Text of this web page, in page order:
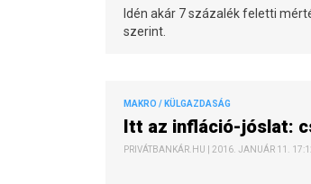
Idén akár 7 százalék feletti
szerint.
MAKRO / KÜLGAZDASÁG
Itt az infláció-jóslat:
PRIVÁTBANKÁR.HU | 2016. JANUÁR 11.